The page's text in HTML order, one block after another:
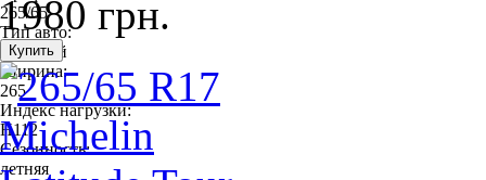
265/65
Тип авто:
легковой
Ширина:
265
Индекс нагрузки:
H112
Сезонность:
летняя
1980 грн.